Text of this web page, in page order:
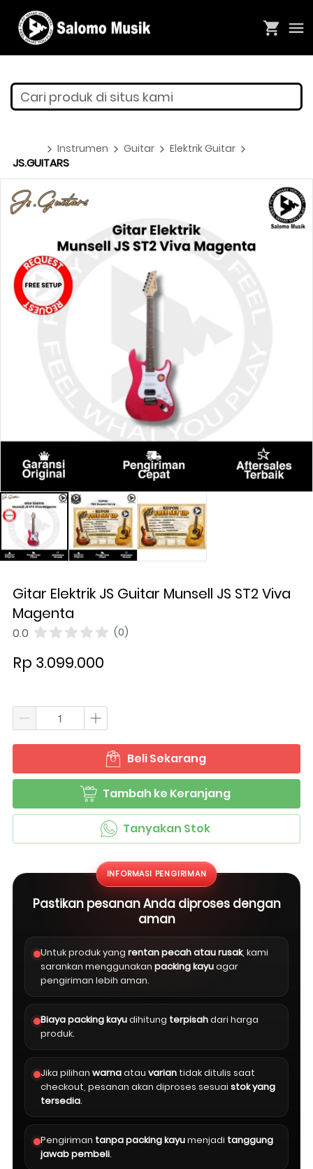
Cari produk di situs kami
Instrumen Guitar Elektrik Guitar
JS.GUITARS
Gitar Elektrik JS Guitar Munsell JS ST2 Viva
Magenta
0.0 (0)
Rp 3.099.000
` Beli Sekarang
` Tambah ke Keranjang
` Tanyakan Stok
INFORMASI PENGIRIMAN
Pastikan pesanan Anda diproses dengan
aman
Untuk produk yang rentan pecah atau rusak, kami
sarankan menggunakan packing kayuagar
pengiriman lebih aman.
Biaya packing kayudihitung terpisahdari harga
produk.
Jika pilihan warnaatau varian tidak ditulis saat
checkout, pesanan akan diproses sesuai stok yang
tersedia.
Pengiriman tanpa packing kayumenjadi tanggung
jawab pembeli.